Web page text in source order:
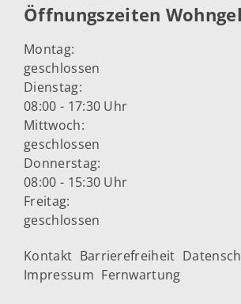
Öffnungszeiten
Montag:
geschlossen
Dienstag:
08:00 - 17:30 Uhr
Mittwoch:
geschlossen
Donnerstag:
08:00 - 15:30 Uhr
Freitag:
geschlossen
Kontakt Barrierefreiheit
Impressum Fernwartung